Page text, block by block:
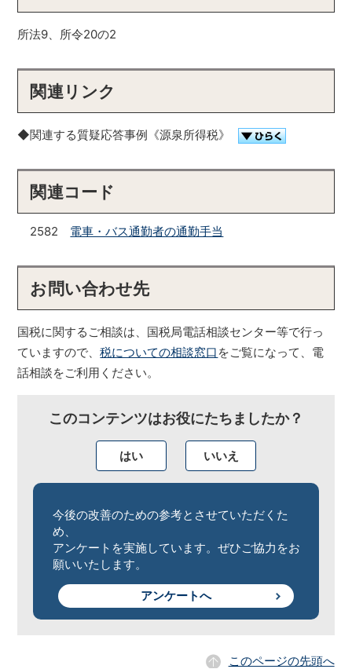
所法9、所令20の2
関連リンク
◆関連する質疑応答事例《源泉所得税》
関連コード
2582 電車・バス通勤者の通勤手当
お問い合わせ先
国税に関するご相談は、国税局電話相談センター等で行っ
ていますので、税についての相談窓口 をご覧になって、電
話相談をご利用ください。
このコンテンツはお役にたちましたか？
はい いいえ
今後の改善のための参考とさせていただくた
め、
アンケートを実施しています。ぜひご協力をお
願いいたします。
アンケートへ
このページの先頭へ